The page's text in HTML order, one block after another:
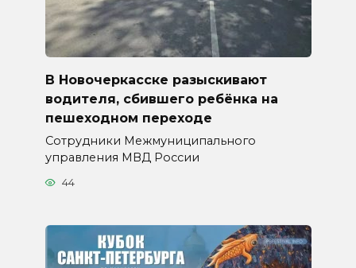
В Новочеркасске разыскивают
водителя, сбившего ребёнка на
пешеходном переходе
Сотрудники Межмуниципального
управления МВД России
44